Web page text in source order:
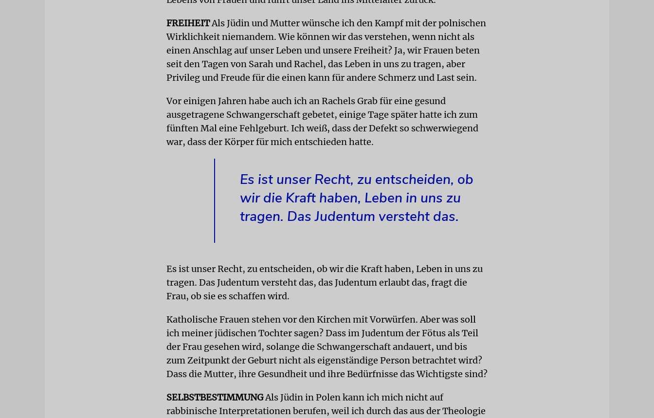
FREIHEITAls Jüdin und Mutter wünsche ich den Kampf mit der polnischen
Wirklichkeit niemandem. Wie können wir das verstehen, wenn nicht als
einen Anschlag auf unser Leben und unsere Freiheit? Ja, wir Frauen beten
seit den Tagen von Sarah und Rachel, das Leben in uns zu tragen, aber
Privileg und Freude für die einen kann für andere Schmerz und Last sein.
Vor einigen Jahren habe auch ich an Rachels Grab für eine gesund
ausgetragene Schwangerschaft gebetet, einige Tage später hatte ich zum
fünften Mal eine Fehlgeburt. Ich weiß, dass der Defekt so schwerwiegend
war, dass der Körper für mich entschieden hatte.
Es ist unser Recht, zu entscheiden, ob
wir die Kraft haben, Leben in uns zu
tragen. Das Judentum versteht das.
Es ist unser Recht, zu entscheiden, ob wir die Kraft haben, Leben in uns zu
tragen. Das Judentum versteht das, das Judentum erlaubt das, fragt die
Frau, ob sie es schaffen wird.
Katholische Frauen stehen vor den Kirchen mit Vorwürfen. Aber was soll
ich meiner jüdischen Tochter sagen? Dass im Judentum der Fötus als Teil
der Frau gesehen wird, solange die Schwangerschaft andauert, und bis
zum Zeitpunkt der Geburt nicht als eigenständige Person betrachtet wird?
Dass die Mutter, ihre Gesundheit und ihre Bedürfnisse das Wichtigste sind?
SELBSTBESTIMMUNGAls Jüdin in Polen kann ich mich nicht auf
rabbinische Interpretationen berufen, weil ich durch das aus der Theologie